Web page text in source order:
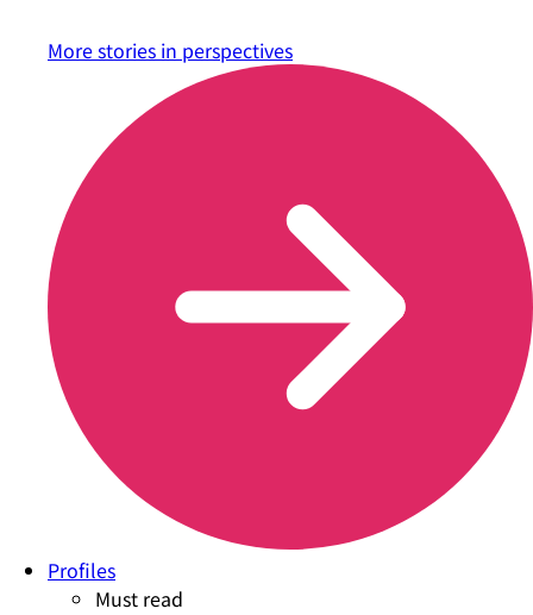
More stories in perspectives
Profiles
Must read